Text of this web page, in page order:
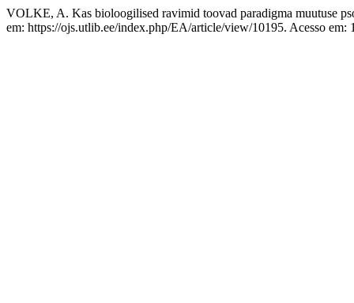
VOLKE, A. Kas bioloogilised ravimid toovad paradigma muutuse
em: https://ojs.utlib.ee/index.php/EA/article/view/10195. Acesso em: